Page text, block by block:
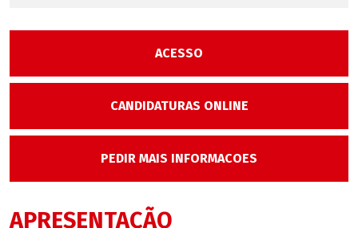
ACESSO
CANDIDATURAS ONLINE
PEDIR MAIS INFORMACOES
APRESENTAÇÃO